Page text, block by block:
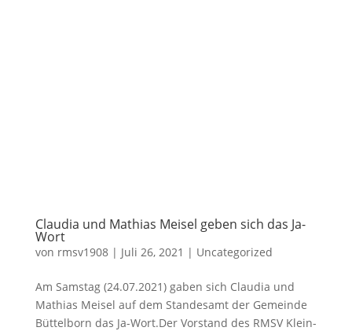
Claudia und Mathias Meisel geben sich das Ja-
Wort
von rmsv1908| Juli 26, 2021 | Uncategorized
Am Samstag (24.07.2021) gaben sich Claudia und
Mathias Meisel auf dem Standesamt der Gemeinde
Büttelborn das Ja-Wort.Der Vorstand des RMSV Klein-